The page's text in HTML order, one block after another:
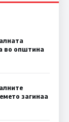
во општина
загинаа